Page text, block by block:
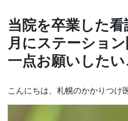
当院を卒業した看
月にステーショ
一点お願いしたい
こんにちは、札幌のかかりつけ